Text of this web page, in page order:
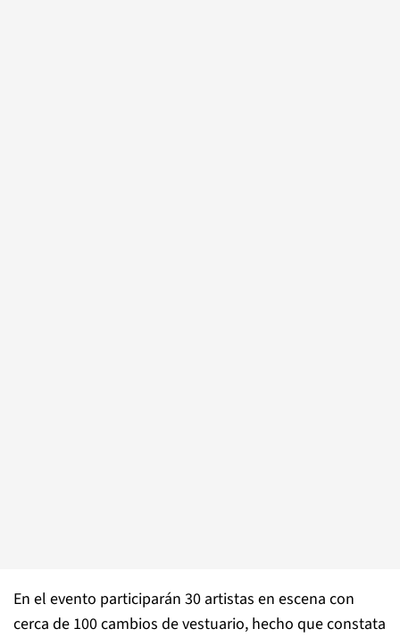
En el evento participarán 30 artistas en escena con
cerca de 100 cambios de vestuario, hecho que constata